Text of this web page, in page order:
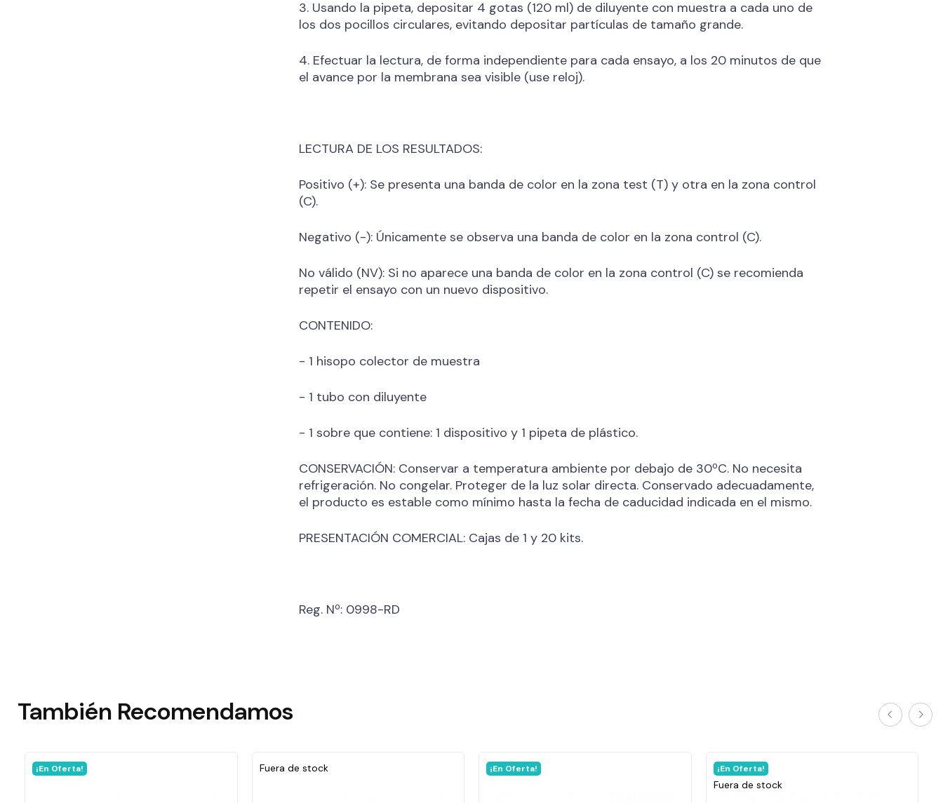
3. Usando la pipeta, depositar 4 gotas (120 ml) de diluyente con muestra a cada uno de
los dos pocillos circulares, evitando depositar partículas de tamaño grande.
4. Efectuar la lectura, de forma independiente para cada ensayo, a los 20 minutos de que
el avance por la membrana sea visible (use reloj).
LECTURA DE LOS RESULTADOS:
Positivo (+): Se presenta una banda de color en la zona test (T) y otra en la zona control
(C).
Negativo (-): Únicamente se observa una banda de color en la zona control (C).
No válido (NV): Si no aparece una banda de color en la zona control (C) se recomienda
repetir el ensayo con un nuevo dispositivo.
CONTENIDO:
- 1 hisopo colector de muestra
- 1 tubo con diluyente
- 1 sobre que contiene: 1 dispositivo y 1 pipeta de plástico.
CONSERVACIÓN: Conservar a temperatura ambiente por debajo de 30ºC. No necesita
refrigeración. No congelar. Proteger de la luz solar directa. Conservado adecuadamente,
el producto es estable como mínimo hasta la fecha de caducidad indicada en el mismo.
PRESENTACIÓN COMERCIAL: Cajas de 1 y 20 kits.
Reg. Nº: 0998-RD
También Recomendamos
¡En Oferta! Fuera de stock ¡En Oferta! ¡En Oferta!
Fuera de stock